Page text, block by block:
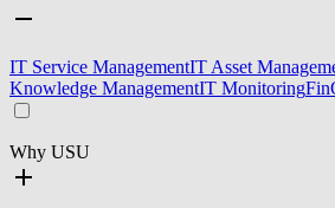
IT Service ManagementIT Asset
Knowledge ManagementIT Monitoring
Why USU